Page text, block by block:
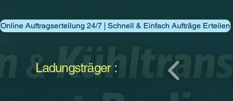
Online Auftragserteilung 24/7 | Schnell & Einfach Aufträge Erteilen
Ladungsträger :